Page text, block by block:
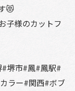
😻
子様のカットフ
堺市#鳳#鳳駅#
ラー#関西#ボブ